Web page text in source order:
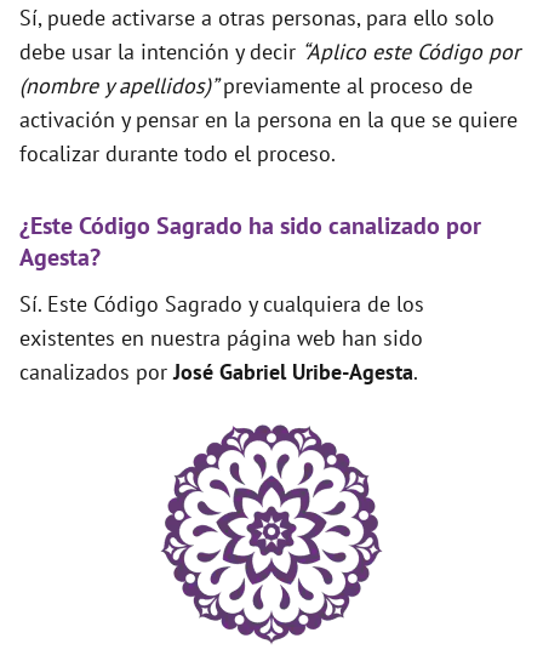
Sí, puede activarse a otras personas, para ello solo
debe usar la intención y decir “Aplico este Código por
(nombre y apellidos)”previamente al proceso de
activación y pensar en la persona en la que se quiere
focalizar durante todo el proceso.
¿Este Código Sagrado ha sido canalizado por
Agesta?
Sí. Este Código Sagrado y cualquiera de los
existentes en nuestra página web han sido
canalizados porJosé Gabriel Uribe-Agesta.